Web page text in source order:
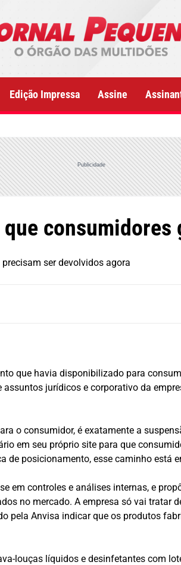
Edição Impressa Assine
Publicidade
ser devolvidos agora
que havia disponibilizado para
jurídicos e corporativo da
o consumidor, é exatamente a
em seu próprio site para que
de posicionamento, esse caminho está
em controles e análises internas, e
no mercado. A empresa só vai tratar
pela Anvisa indicar que os produtos
louças líquidos e desinfetantes com